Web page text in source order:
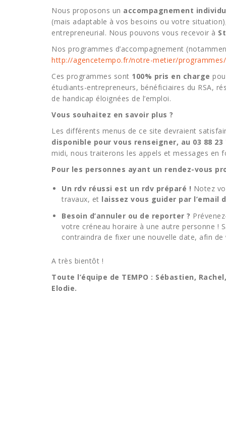
Nous proposons un accompagnement
(mais adaptable à vos besoins ou votre
entrepreneurial. Nous pouvons vous recevoir à
Nos programmes d’accompagnement
http://agencetempo.fr/notre-metier/programmes/
Ces programmes sont 100% pris en charge
étudiants-entrepreneurs, bénéficiaires du RSA,
de handicap éloignées de l’emploi.
Vous souhaitez en savoir plus ?
Les différents menus de ce site devraient
disponible pour vous renseigner, au 03 88
midi, nous traiterons les appels et messages en
Pour les personnes ayant un rendez-vous
Un rdv réussi est un rdv préparé ! Notez
travaux, et laissez vous guider par l’email
Besoin d’annuler ou de reporter ?
votre créneau horaire à une autre personne !
contraindra de fixer une nouvelle date, afin
A très bientôt !
Toute l’équipe de TEMPO : Sébastien,
Elodie.